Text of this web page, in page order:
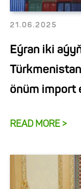
21.06.2025
Eýran iki
önüm import
READ MORE >